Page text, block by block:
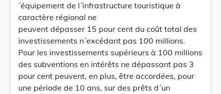
´équipement de l´infrastructure touristique à
caractère régional ne
peuvent dépasser 15 pour cent du coût total des
investissements n´excédant pas 100 millions.
Pour les investissements supérieurs à 100 millions
des subventions en intérêts ne dépassant pas 3
pour cent peuvent, en plus, être accordées, pour
une période de 10 ans, sur des prêts d´un